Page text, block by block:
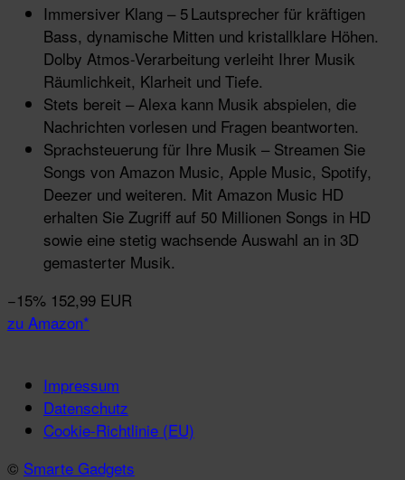
Immersiver Klang – 5 Lautsprecher für kräftigen
Bass, dynamische Mitten und kristallklare Höhen.
Dolby Atmos-Verarbeitung verleiht Ihrer Musik
Räumlichkeit, Klarheit und Tiefe.
Stets bereit – Alexa kann Musik abspielen, die
Nachrichten vorlesen und Fragen beantworten.
Sprachsteuerung für Ihre Musik – Streamen Sie
Songs von Amazon Music, Apple Music, Spotify,
Deezer und weiteren. Mit Amazon Music HD
erhalten Sie Zugriff auf 50 Millionen Songs in HD
sowie eine stetig wachsende Auswahl an in 3D
gemasterter Musik.
−15% 152,99 EUR
zu Amazon*
Impressum
Datenschutz
Cookie-Richtlinie (EU)
© Smarte Gadgets